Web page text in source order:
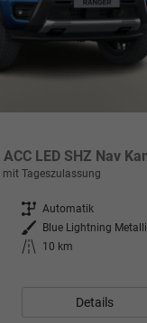
Tageszulassung
Getriebe Automatik
Außenfarbe
Blue Lightning
Kilometerstand
10 km
Details